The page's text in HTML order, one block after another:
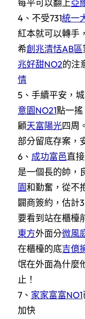
每平可以翻上亞
4、不受731統一
紅本就可以轉手
希創兆清恬AB區
兆好甜NO2的注
情
5、手續平安，
意園NO21點一
顧天富陽光四周
部分留底存案，
6、 成功富邑直
是一個長的帥，
園和勤奮，從不
闢商簽約，估計
要看到站在櫃檯
東方外面分微風
在櫃檯的底吉億
氓在外面為什麼
止！
7、 家家富富NO1
加快